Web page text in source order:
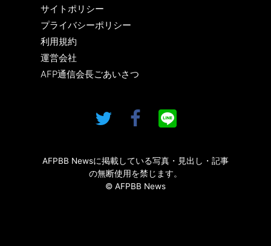
サイトポリシー
プライバシーポリシー
利用規約
運営会社
AFP通信会長ごあいさつ
AFPBB Newsに掲載している写真・見出し・記事
の無断使用を禁じます。
© AFPBB News